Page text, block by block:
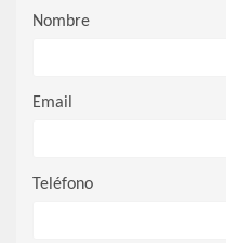
Nombre
Email
Teléfono